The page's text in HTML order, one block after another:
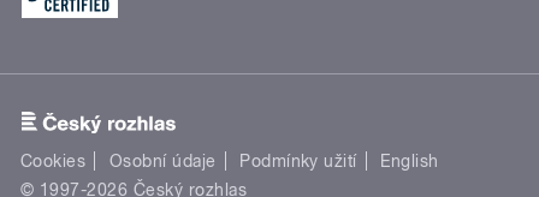
Cookies Osobní údaje Podmínky užití
English
© 1997-2026 Český rozhlas